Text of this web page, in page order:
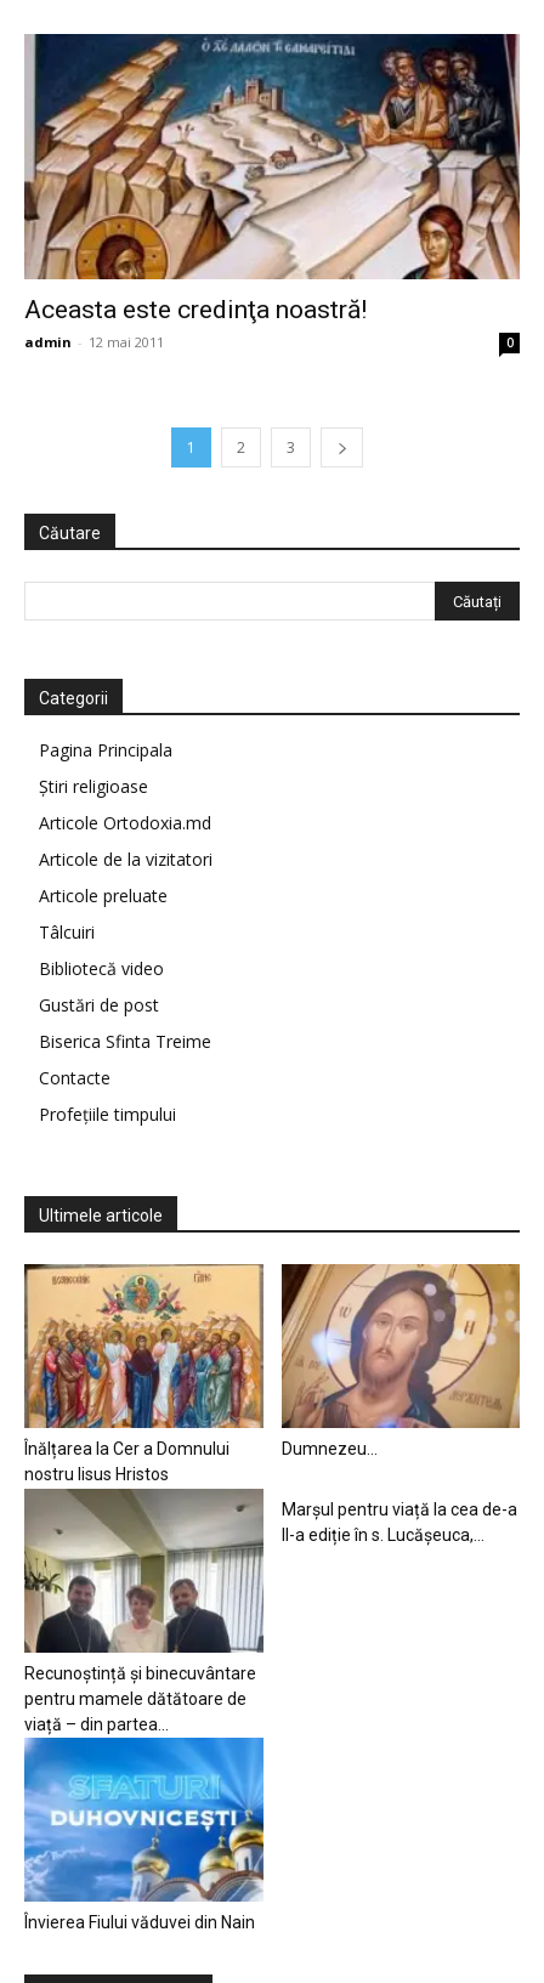
Aceasta este credinţa noastră!
admin - 12 mai 2011 0
1 2 3
Căutare
Categorii
Pagina Principala
Știri religioase
Articole Ortodoxia.md
Articole de la vizitatori
Articole preluate
Tâlcuiri
Bibliotecă video
Gustări de post
Biserica Sfinta Treime
Contacte
Profețiile timpului
Ultimele articole
Înălțarea la Cer a Domnului
nostru Iisus Hristos
Dumnezeu…
Recunoștință și binecuvântare
pentru mamele dătătoare de
viață – din partea...
Marșul pentru viață la cea de-a
II-a ediție în s. Lucășeuca,...
Învierea Fiului văduvei din Nain